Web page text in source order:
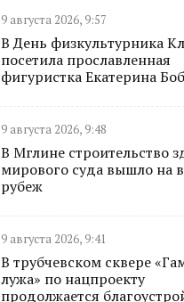
9 августа 2026, 9:57
В День физкультурника
посетила прославленная
фигуристка Екатерина
9 августа 2026, 9:48
В Мглине строительство
мирового суда вышло на
рубеж
9 августа 2026, 9:41
В трубчевском сквере
лужа» по нацпроекту
продолжается